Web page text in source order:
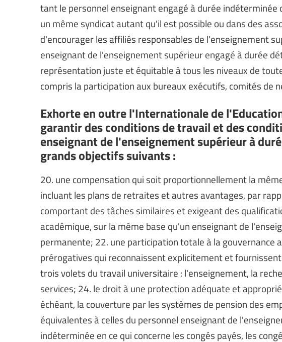
tant le personnel enseignant engagé à durée indéterminée
un même syndicat autant qu'il est possible ou dans des
d'encourager les affiliés responsables de l'enseignement
enseignant de l'enseignement supérieur engagé à durée
représentation juste et équitable à tous les niveaux de
compris la participation aux bureaux exécutifs, comités de
Exhorte en outre l'Internationale de
garantir des conditions de travail et des
enseignant de l'enseignement supérieur à
grands objectifs suivants :
20. une compensation qui soit proportionnellement la
incluant les plans de retraites et autres avantages, par
comportant des tâches similaires et exigeant des
académique, sur la même base qu'un enseignant de
permanente; 22. une participation totale à la gouvernance
prérogatives qui reconnaissent explicitement et
trois volets du travail universitaire : l'enseignement, la
services; 24. le droit à une protection adéquate et
échéant, la couverture par les systèmes de pension des
équivalentes à celles du personnel enseignant de
indéterminée en ce qui concerne les congés payés, les